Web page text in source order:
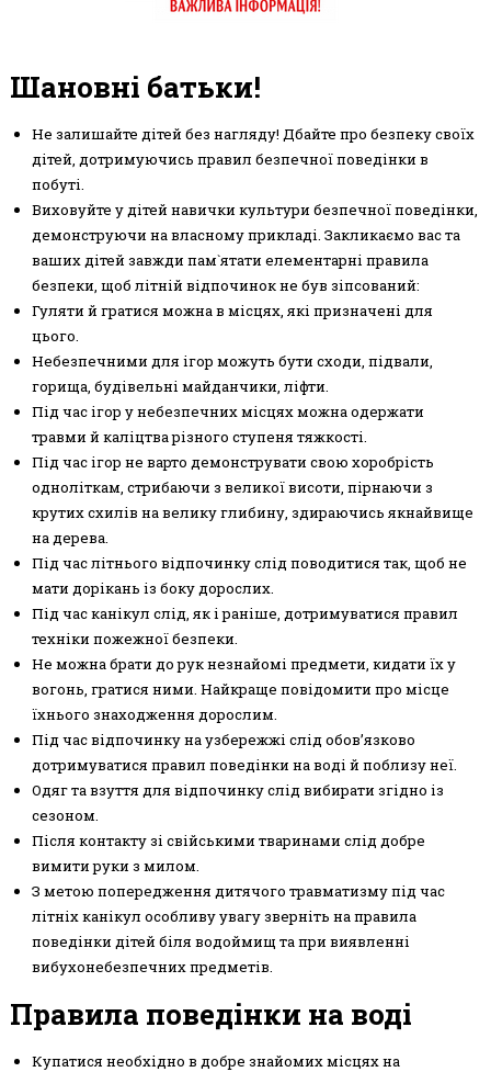
Шановні батьки!
Не залишайте дітей без нагляду! Дбайте про безпеку своїх
дітей, дотримуючись правил безпечної поведінки в
побуті.
Виховуйте у дітей навички культури безпечної поведінки,
демонструючи на власному прикладі. Закликаємо вас та
ваших дітей завжди пам`ятати елементарні правила
безпеки, щоб літній відпочинок не був зіпсований:
Гуляти й гратися можна в місцях, які призначені для
цього.
Небезпечними для ігор можуть бути сходи, підвали,
горища, будівельні майданчики, ліфти.
Під час ігор у небезпечних місцях можна одержати
травми й каліцтва різного ступеня тяжкості.
Під час ігор не варто демонструвати свою хоробрість
одноліткам, стрибаючи з великої висоти, пірнаючи з
крутих схилів на велику глибину, здираючись якнайвище
на дерева.
Під час літнього відпочинку слід поводитися так, щоб не
мати дорікань із боку дорослих.
Під час канікул слід, як і раніше, дотримуватися правил
техніки пожежної безпеки.
Не можна брати до рук незнайомі предмети, кидати їх у
вогонь, гратися ними. Найкраще повідомити про місце
їхнього знаходження дорослим.
Під час відпочинку на узбережжі слід обов’язково
дотримуватися правил поведінки на воді й поблизу неї.
Одяг та взуття для відпочинку слід вибирати згідно із
сезоном.
Після контакту зі свійськими тваринами слід добре
вимити руки з милом.
З метою попередження дитячого травматизму під час
літніх канікул особливу увагу зверніть на правила
поведінки дітей біля водоймищ та при виявленні
вибухонебезпечних предметів.
Правила поведінки на воді
Купатися необхідно в добре знайомих місцях на